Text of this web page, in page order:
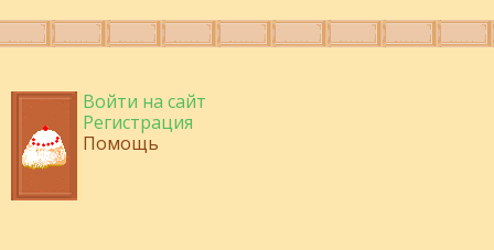
Войти на сайт
Регистрация
Помощь